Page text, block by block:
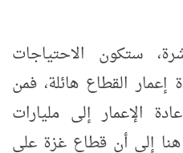
ستكون الاحتياجات
إعمار القطاع هائلة، فمن
الإعمار إلى مليارات
هنا إلى أن قطاع غزة على